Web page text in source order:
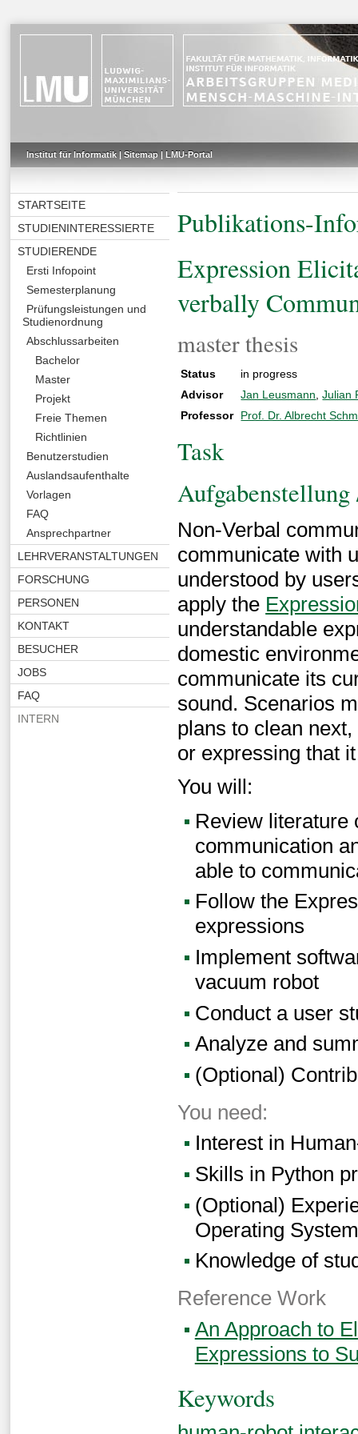
Institut für Informatik| Sitemap| LMU-Portal
STARTSEITE
STUDIENINTERESSIERTE
STUDIERENDE
Ersti Infopoint
Semesterplanung
Prüfungsleistungen und
Studienordnung
Abschlussarbeiten
Bachelor
Master
Projekt
Freie Themen
Richtlinien
Benutzerstudien
Auslandsaufenthalte
Vorlagen
FAQ
Ansprechpartner
LEHRVERANSTALTUNGEN
FORSCHUNG
PERSONEN
KONTAKT
BESUCHER
JOBS
FAQ
INTERN
Publikations-
Expression
verbally
master thesis
Status
in progress
Advisor
Jan Leusmann ,Julian
Professor Prof. Dr. Albrecht
Task
Non-Verbal
communicate with
understood by
apply the
understandable
domestic
communicate its
sound. Scenarios
plans to clean
or expressing that
You will:
Review literature
communication
able to
Follow the
expressions
Implement
vacuum robot
Conduct a user
Analyze and
(Optional)
You need:
Interest in
Skills in Python
(Optional)
Operating
Knowledge of
Reference Work
An Approach to
Expressions to
Keywords